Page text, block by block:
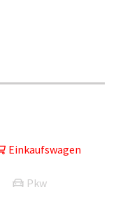
Einkaufswagen
Pkw